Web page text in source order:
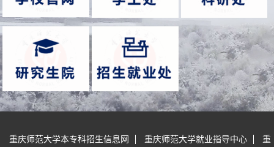
开放共享
重庆师范大学本专科招生信息网 重庆师范大学就业指导中心
重